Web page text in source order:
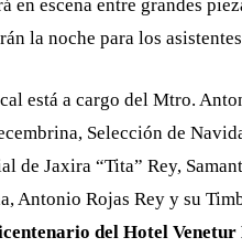
en escena entre grandes
la noche para los
está a cargo del Mtro.
Selección de
de Jaxira “Tita” Rey,
Antonio Rojas Rey y su
del Hotel